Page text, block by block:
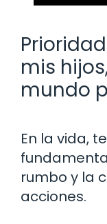
mis
mundo
En la vida,
rumbo y la
acciones.